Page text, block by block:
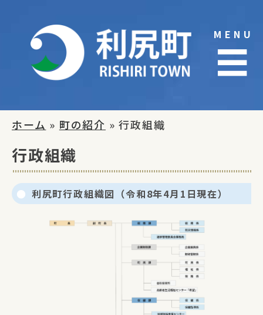
content
MENU
☰
ホーム » 町の紹介 » 行政組織
行政組織
利尻町行政組織図（令和8年4月1日現在）